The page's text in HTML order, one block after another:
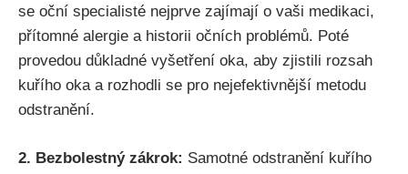
se oční specialisté nejprve⁣ zajímají ⁣o vaši ⁣medikaci,
přítomné alergie a historii‍ očních ‍problémů. Poté
provedou ⁣důkladné vyšetření oka, aby zjistili rozsah
kuřího⁣ oka a⁤ rozhodli se pro nejefektivnější metodu⁢
odstranění.
2.​ Bezbolestný ⁢zákrok: Samotné odstranění‍ kuřího